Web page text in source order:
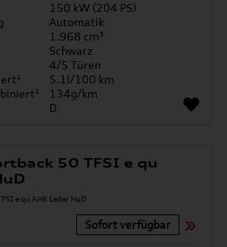
150 kW (204 PS)
Automatik
1.968 cm³
Schwarz
4/5 Türen
5.1l/100 km
134g/km
D
50 TFSI e qu
Sofort verfügbar